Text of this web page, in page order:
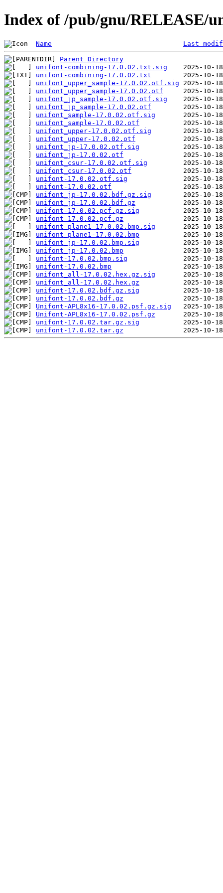
Index of /pub/gnu/RELEASE/
Name Last
Parent Directory
unifont-combining-17.0.02.txt.sig
unifont-combining-17.0.02.txt
unifont_upper_sample-17.0.02.otf.sig
unifont_upper_sample-17.0.02.otf
unifont_jp_sample-17.0.02.otf.sig
unifont_jp_sample-17.0.02.otf
unifont_sample-17.0.02.otf.sig
unifont_sample-17.0.02.otf
unifont_upper-17.0.02.otf.sig
unifont_upper-17.0.02.otf
unifont_jp-17.0.02.otf.sig
unifont_jp-17.0.02.otf
unifont_csur-17.0.02.otf.sig
unifont_csur-17.0.02.otf
unifont-17.0.02.otf.sig
unifont-17.0.02.otf
unifont_jp-17.0.02.bdf.gz.sig
unifont_jp-17.0.02.bdf.gz
unifont-17.0.02.pcf.gz.sig
unifont-17.0.02.pcf.gz
unifont_plane1-17.0.02.bmp.sig
unifont_plane1-17.0.02.bmp
unifont_jp-17.0.02.bmp.sig
unifont_jp-17.0.02.bmp
unifont-17.0.02.bmp.sig
unifont-17.0.02.bmp
unifont_all-17.0.02.hex.gz.sig
unifont_all-17.0.02.hex.gz
unifont-17.0.02.bdf.gz.sig
unifont-17.0.02.bdf.gz
Unifont-APL8x16-17.0.02.psf.gz.sig
Unifont-APL8x16-17.0.02.psf.gz
unifont-17.0.02.tar.gz.sig
unifont-17.0.02.tar.gz